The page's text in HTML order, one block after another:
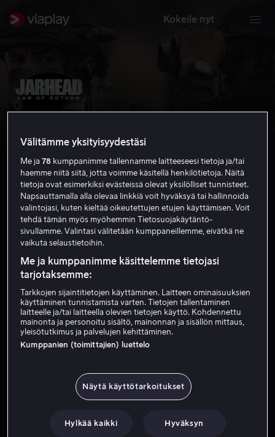
Kokeile nyt
Jarhead: Law of Return
5.3 Toiminta
Vuokraa 3,99 €
Osta 6,99 €
eliittisotilasjoukkoa heidän laittaessaan elämänsä peliin,
kun he yrittävät pelastaa liittolaista, jota eivät ole
Välitämme yksityisyydestäsi
Me ja78 kumppanimme tallennamme laitteeseesi tietoja ja/tai
haemme niitä siitä, jotta voimme käsitellä henkilötietoja. Näitä
tietoja ovat esimerkiksi evästeissä olevat yksilölliset tunnisteet.
Napsauttamalla alla olevaa linkkiä voit hyväksyä tai hallinnoida
valintojasi, kuten kieltää oikeutettujen etujen käyttämisen. Voit
tehdä tämän myös myöhemmin Tietosuojakäytäntö-
sivullamme. Valintasi välitetään kumppaneillemme, eivätkä ne
vaikuta selaustietoihin.
Me ja kumppanimme käsittelemme tietojasi
tarjotaksemme:
Tarkkojen sijaintitietojen käyttäminen. Laitteen ominaisuuksien
käyttäminen tunnistamista varten. Tietojen tallentaminen
laitteelle ja/tai laitteella olevien tietojen käyttö. Kohdennettu
mainonta ja personoitu sisältö, mainonnan ja sisällön mittaus,
yleisötutkimus ja palvelujen kehittäminen.
Kumppanien (toimittajien) luettelo
Näytä käyttötarkoitukset
Hylkää kaikki Hyväksyn